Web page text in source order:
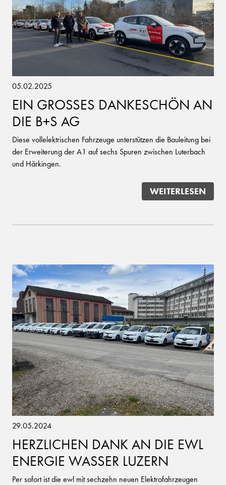
05.02.2025
EIN GROSSES DANKESCHÖN AN
DIE B+S AG
Diese vollelektrischen Fahrzeuge unterstützen die Bauleitung bei
der Erweiterung der A1 auf sechs Spuren zwischen Luterbach
und Härkingen.
WEITERLESEN
29.05.2024
HERZLICHEN DANK AN DIE EWL
ENERGIE WASSER LUZERN
Per sofort ist die ewl mit sechzehn neuen Elektrofahrzeugen